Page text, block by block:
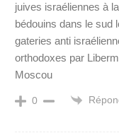
juives israéliennes à
bédouins dans le sud
gateries anti
orthodoxes par
Moscou
0